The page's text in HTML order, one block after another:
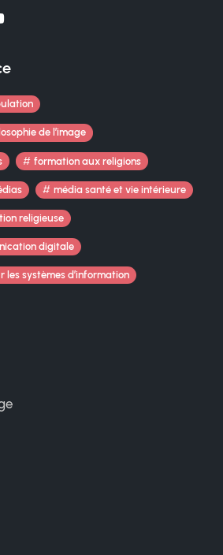
de l’image
formation aux religions
média santé et vie intérieure
religieuse
digitale
les systèmes d’information